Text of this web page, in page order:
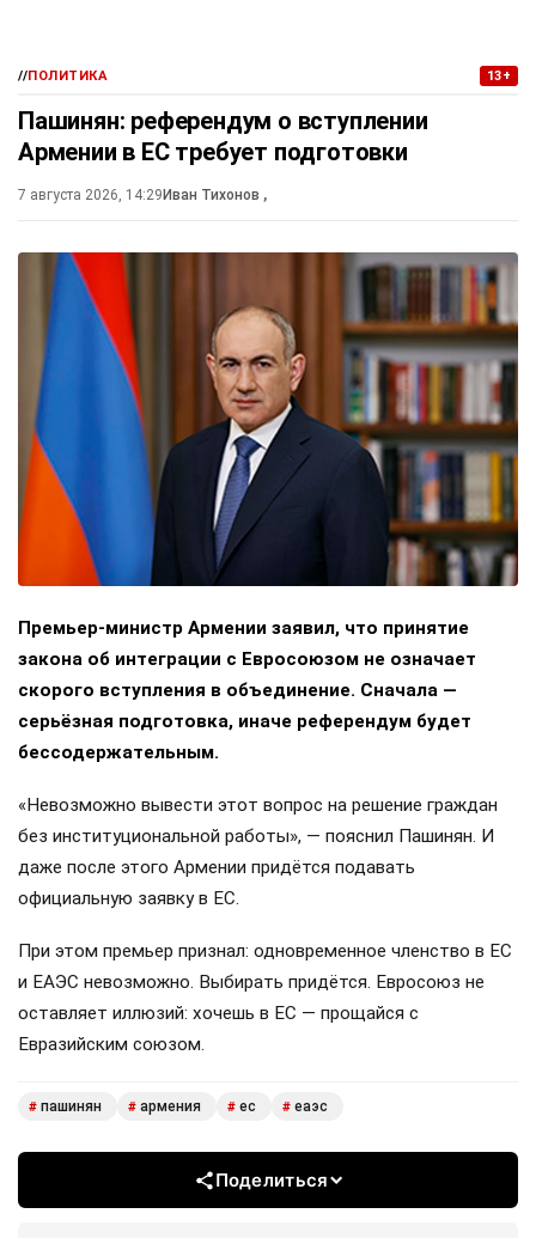
//ПОЛИТИКА 13+
Пашинян: референдум о вступлении
Армении в ЕС требует подготовки
7 августа 2026, 14:29 Иван Тихонов ,
Премьер-министр Армении заявил, что принятие
закона об интеграции с Евросоюзом не означает
скорого вступления в объединение. Сначала —
серьёзная подготовка, иначе референдум будет
бессодержательным.
«Невозможно вывести этот вопрос на решение граждан
без институциональной работы», — пояснил Пашинян. И
даже после этого Армении придётся подавать
официальную заявку в ЕС.
При этом премьер признал: одновременное членство в ЕС
и ЕАЭС невозможно. Выбирать придётся. Евросоюз не
оставляет иллюзий: хочешь в ЕС — прощайся с
Евразийским союзом.
# пашинян # армения # ес # еаэс
Поделиться